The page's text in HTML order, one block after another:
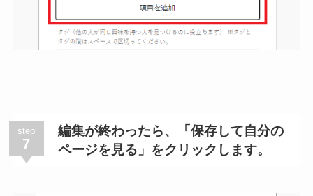
step
7
編集が終わったら、「保存して自分の
ページを見る」をクリックします。